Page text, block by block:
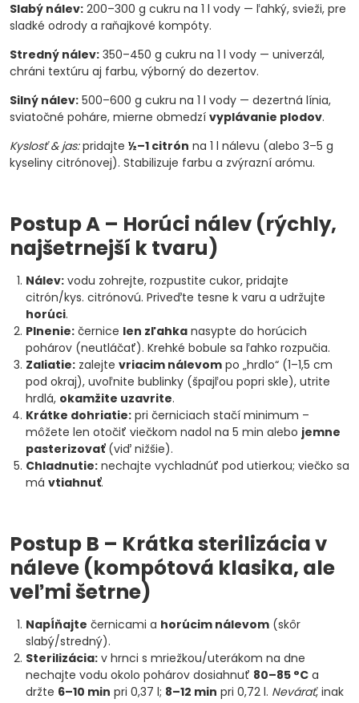
Slabý nálev: 200–300 g cukru na 1 l vody — ľahký, svieži, pre
sladké odrody a raňajkové kompóty.
Stredný nálev: 350–450 g cukru na 1 l vody — univerzál,
chráni textúru aj farbu, výborný do dezertov.
Silný nálev: 500–600 g cukru na 1 l vody — dezertná línia,
sviatočné poháre, mierne obmedzí vyplávanie plodov.
Kyslosť & jas:pridajte ½–1 citrón na 1 l nálevu (alebo 3–5 g
kyseliny citrónovej). Stabilizuje farbu a zvýrazní arómu.
Postup A – Horúci nálev (rýchly,
najšetrnejší k tvaru)
Nálev: vodu zohrejte, rozpustite cukor, pridajte
citrón/kys. citrónovú. Priveďte tesne k varu a udržujte
horúci.
Plnenie: černice len zľahka nasypte do horúcich
pohárov (neutláčať). Krehké bobule sa ľahko rozpučia.
Zaliatie: zalejte vriacim nálevom po „hrdlo“ (1–1,5 cm
pod okraj), uvoľnite bublinky (špajľou popri skle), utrite
hrdlá, okamžite uzavrite.
Krátke dohriatie: pri černiciach stačí minimum –
môžete len otočiť viečkom nadol na 5 min alebo jemne
pasterizovať(viď nižšie).
Chladnutie: nechajte vychladnúť pod utierkou; viečko sa
má vtiahnuť.
Postup B – Krátka sterilizácia v
náleve (kompótová klasika, ale
veľmi šetrne)
Napĺňajte černicami a horúcim nálevom (skôr
slabý/stredný).
Sterilizácia: v hrnci s mriežkou/uterákom na dne
nechajte vodu okolo pohárov dosiahnuť 80–85 °C a
držte 6–10 min pri 0,37 l; 8–12 min pri 0,72 l. Nevárať, inak